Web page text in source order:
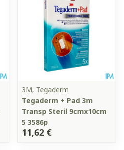
3M, Tegaderm
Tegaderm + Pad 3m
Transp Steril 9cmx10cm
5 3586p
11,62 €